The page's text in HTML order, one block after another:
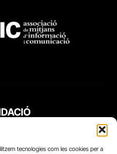
tecnologies com les cookies per a